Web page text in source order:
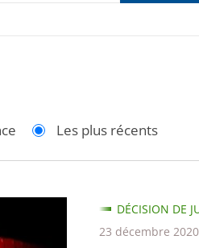
Les plus récents
DÉCISION DE
23 décembre 2020